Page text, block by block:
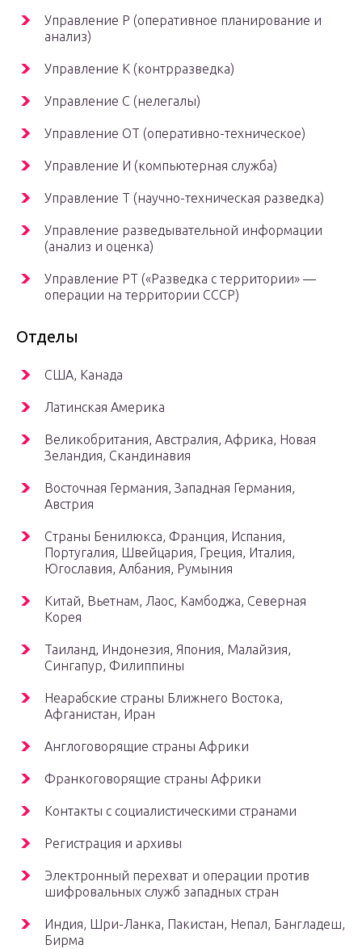
Управление Р (оперативное планирование и
анализ)
Управление К (контрразведка)
Управление С (нелегалы)
Управление ОТ (оперативно-техническое)
Управление И (компьютерная служба)
Управление Т (научно-техническая разведка)
Управление разведывательной информации
(анализ и оценка)
Управление РТ («Разведка с территории» —
операции на территории СССР)
Отделы
США, Канада
Латинская Америка
Великобритания, Австралия, Африка, Новая
Зеландия, Скандинавия
Восточная Германия, Западная Германия,
Австрия
Страны Бенилюкса, Франция, Испания,
Португалия, Швейцария, Греция, Италия,
Югославия, Албания, Румыния
Китай, Вьетнам, Лаос, Камбоджа, Северная
Корея
Таиланд, Индонезия, Япония, Малайзия,
Сингапур, Филиппины
Неарабские страны Ближнего Востока,
Афганистан, Иран
Англоговорящие страны Африки
Франкоговорящие страны Африки
Контакты с социалистическими странами
Регистрация и архивы
Электронный перехват и операции против
шифровальных служб западных стран
Индия, Шри-Ланка, Пакистан, Непал, Бангладеш,
Бирма